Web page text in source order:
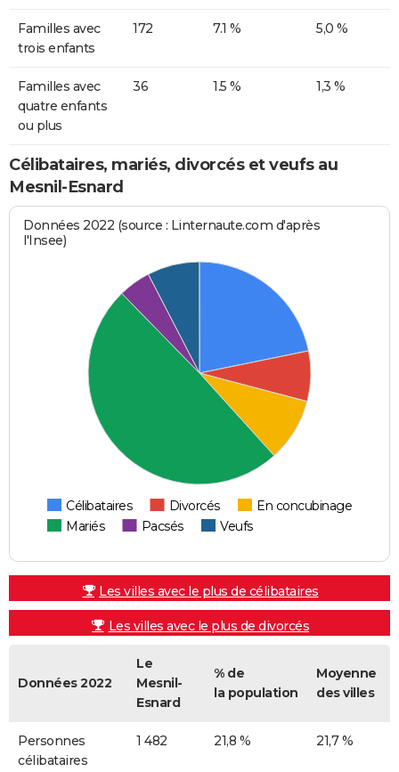
Familles avec
trois enfants
172 7.1 % 5,0 %
Familles avec
quatre enfants
ou plus
36 1.5 % 1,3 %
Célibataires, mariés, divorcés et veufs au
Mesnil-Esnard
Données 2022 (source : Linternaute.com d'après
l'Insee)
Célibataires Divorcés
En concubinage
Mariés
Pacsés Veufs
Les villes avec le plus de célibataires
Les villes avec le plus de divorcés
Données 2022
Le
Mesnil-
Esnard
% de
la population
Moyenne
des villes
Personnes
célibataires
1 482 21,8 % 21,7 %